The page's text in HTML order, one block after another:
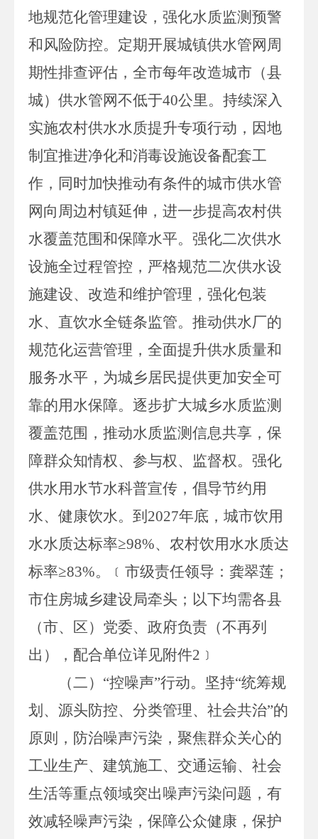
地规范化管理建设，强化水质监测预警
和风险防控。 定期开展城镇供水管网周
期性排查评估，全市每年改造城市（县
城）供水管网不低于40公里。持续深入
实施农村供水水质提升专项行动，因地
制宜推进净化和消毒设施设备配套工
作，同时加快推动有条件的城市供水管
网向周边村镇延伸，进一步提高农村供
水覆盖范围和保障水平。强化二次供水
设施全过程管控，严格规范二次供水设
施建设、改造和维护管理，强化包装
水、直饮水全链条监管。推动供水厂的
规范化运营管理，全面提升供水质量和
服务水平，为城乡居民提供更加安全可
靠的用水保障。逐步扩大城乡水质监测
覆盖范围，推动水质监测信息共享，保
障群众知情权、参与权、监督权。强化
供水用水节水科普宣传，倡导节约用
水、健康饮水。到 2027年底，城市饮用
水水质达标率≥98%、农村饮用水水质达
标率≥83%。 ﹝ 市级责任领导：龚翠莲；
市住房城乡建设局牵头；以下均需各县
（市、区）党委、政府负责（不再列
出），配合单位详见附件2 ﹞
（二） “控噪声”行动。 坚持“统筹规
划、源头防控、分类管理、社会共治”的
原则，防治噪声污染，聚焦群众关心的
工业生产、建筑施工、交通运输、社会
生活等重点领域突出噪声污染问题，有
效减轻噪声污染，保障公众健康，保护